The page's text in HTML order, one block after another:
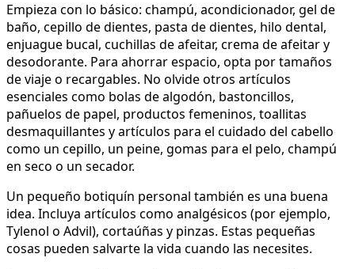
Empieza con lo básico: champú, acondicionador, gel de
baño, cepillo de dientes, pasta de dientes, hilo dental,
enjuague bucal, cuchillas de afeitar, crema de afeitar y
desodorante. Para ahorrar espacio, opta por tamaños
de viaje o recargables. No olvide otros artículos
esenciales como bolas de algodón, bastoncillos,
pañuelos de papel, productos femeninos, toallitas
desmaquillantes y artículos para el cuidado del cabello
como un cepillo, un peine, gomas para el pelo, champú
en seco o un secador.
Un pequeño botiquín personal también es una buena
idea. Incluya artículos como analgésicos (por ejemplo,
Tylenol o Advil), cortaúñas y pinzas. Estas pequeñas
cosas pueden salvarte la vida cuando las necesites.